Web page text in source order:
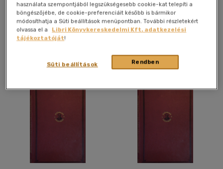
Antikvár könyv (3db)
használata szempontjából legszükségesebb cookie-kat telepíti a
böngészőjébe, de cookie-preferenciáit később is bármikor
módosíthatja a Süti beállítások menüpontban. További részletekért
olvassa el a
Libri Könyvkereskedelmi Kft. adatkezelési
tájékoztatóját!
Rendben
Süti beállítások